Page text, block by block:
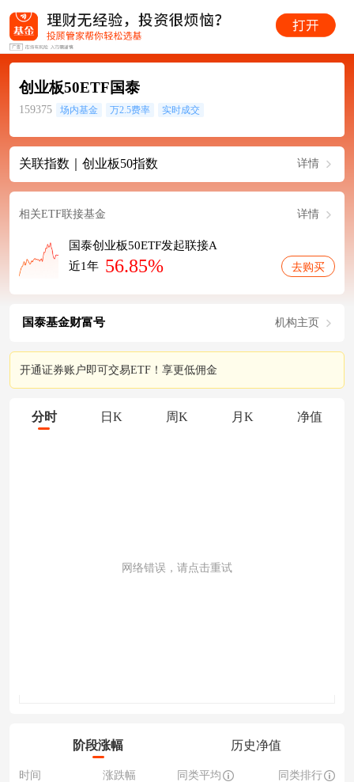
创业板50ETF国泰
159375 场内基金 万2.5费率 实时成交
关联指数｜创业板50指数 详情
相关ETF联接基金 详情
国泰创业板50ETF发起联接A
近1年 56.85% 去购买
国泰基金财富号 机构主页
开通证券账户即可交易ETF！享更低佣金
分时 日K 周K 月K 净值
网络错误，请点击重试
阶段涨幅 历史净值
时间 涨跌幅 同类平均 同类排行